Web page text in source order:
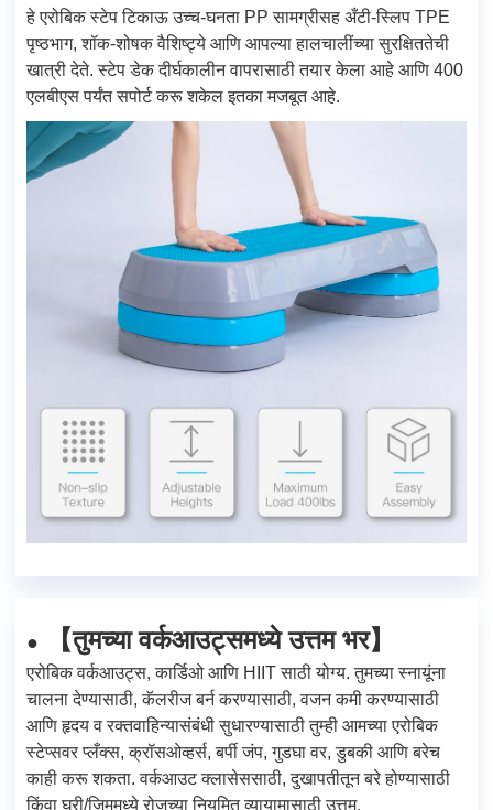
हे एरोबिक स्टेप टिकाऊ उच्च-घनता PP सामग्रीसह अँटी-स्लिप TPE
पृष्ठभाग, शॉक-शोषक वैशिष्ट्ये आणि आपल्या हालचालींच्या सुरक्षिततेची
खात्री देते. स्टेप डेक दीर्घकालीन वापरासाठी तयार केला आहे आणि 400
एलबीएस पर्यंत सपोर्ट करू शकेल इतका मजबूत आहे.
● 【तुमच्या वर्कआउट्समध्ये उत्तम भर】
एरोबिक वर्कआउट्स, कार्डिओ आणि HIIT साठी योग्य. तुमच्या स्नायूंना
चालना देण्यासाठी, कॅलरीज बर्न करण्यासाठी, वजन कमी करण्यासाठी
आणि हृदय व रक्तवाहिन्यासंबंधी सुधारण्यासाठी तुम्ही आमच्या एरोबिक
स्टेप्सवर प्लँक्स, क्रॉसओव्हर्स, बर्पी जंप, गुडघा वर, डुबकी आणि बरेच
काही करू शकता. वर्कआउट क्लासेससाठी, दुखापतीतून बरे होण्यासाठी
किंवा घरी/जिममध्ये रोजच्या नियमित व्यायामासाठी उत्तम.